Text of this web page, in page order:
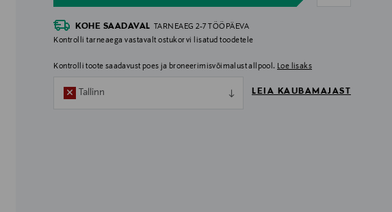
KOHE SAADAVAL TARNEAEG 2-7 TÖÖPÄEVA
Kontrolli tarneaega vastavalt ostukorvi lisatud toodetele
Kontrolli toote saadavust poes ja broneerimisvõimalust allpool. Loe lisaks
Tallinn LEIA KAUBAMAJAST